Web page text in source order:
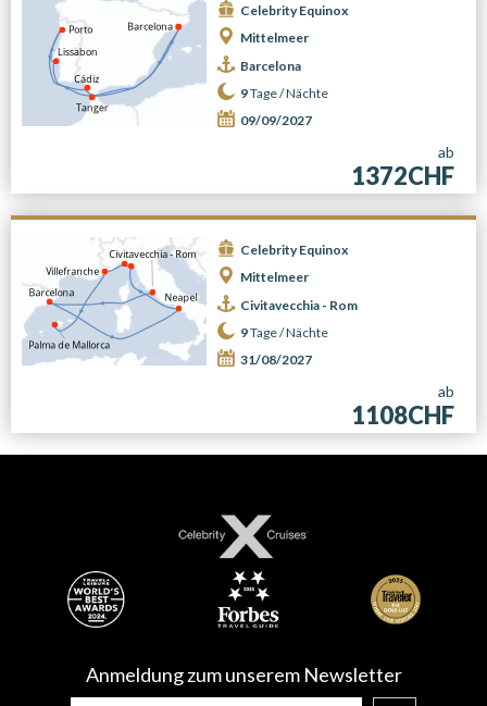
Celebrity Equinox
Mittelmeer
Barcelona
9Tage /Nächte
09/09/2027
ab
1372CHF
Celebrity Equinox
Mittelmeer
Civitavecchia - Rom
9Tage /Nächte
31/08/2027
ab
1108CHF
Anmeldung zum unserem Newsletter